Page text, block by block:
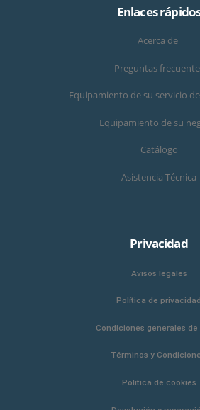
Enlaces
Acerca de
Preguntas
Equipamiento de su servicio
Equipamiento de su
Catálogo
Asistencia Técnica
Privacidad
Avisos legales
Política de privacidad
Condiciones generales de
Términos y
Politica de cookies